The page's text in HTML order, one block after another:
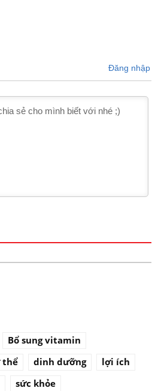
Đăng nhập
Bổ sung vitamin
thể dinh dưỡng
lợi ích
sức khỏe